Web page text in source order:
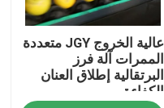
عالية الخروج JGY متعددة
الممرات آلة فرز
البرتقالية إطلاق العنان
الكفاءة